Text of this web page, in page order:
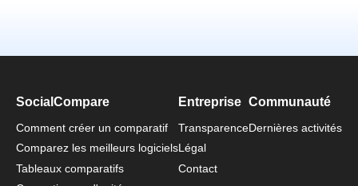
SocialCompare
Comment créer un comparatif
Comparez les meilleurs logiciels
Tableaux comparatifs
Entreprise
Transparence
Légal
Contact
Communauté
Dernières activités